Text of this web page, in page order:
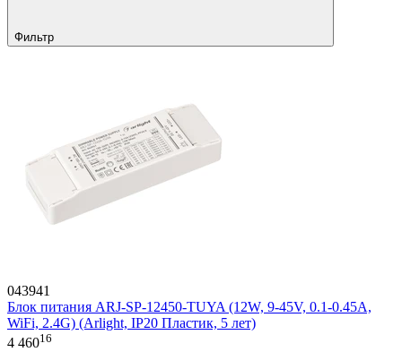
Фильтр
043941
Блок питания ARJ-SP-12450-TUYA (12W, 9-45V, 0.1-0.45A,
WiFi, 2.4G) (Arlight, IP20 Пластик, 5 лет)
4 46016